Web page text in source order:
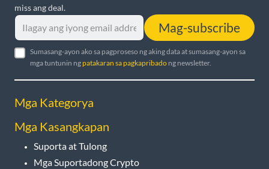
miss ang deal.
Mag-subscribe
Sumasang-ayon ako sa pagproseso ng aking data at sumasang-ayon sa
mga tuntunin ngpatakaran sa pagkapribado ng newsletter.
Mga Kategorya
Mga Kasangkapan
Suporta at Tulong
Mga Suportadong Crypto